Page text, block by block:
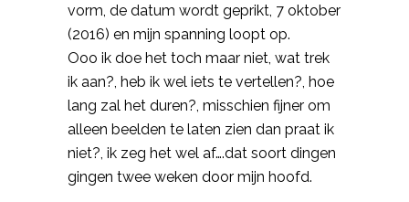
vorm, de datum wordt geprikt, 7 oktober
(2016) en mijn spanning loopt op.
Ooo ik doe het toch maar niet, wat trek
ik aan?, heb ik wel iets te vertellen?, hoe
lang zal het duren?, misschien fijner om
alleen beelden te laten zien dan praat ik
niet?, ik zeg het wel af….dat soort dingen
gingen twee weken door mijn hoofd.